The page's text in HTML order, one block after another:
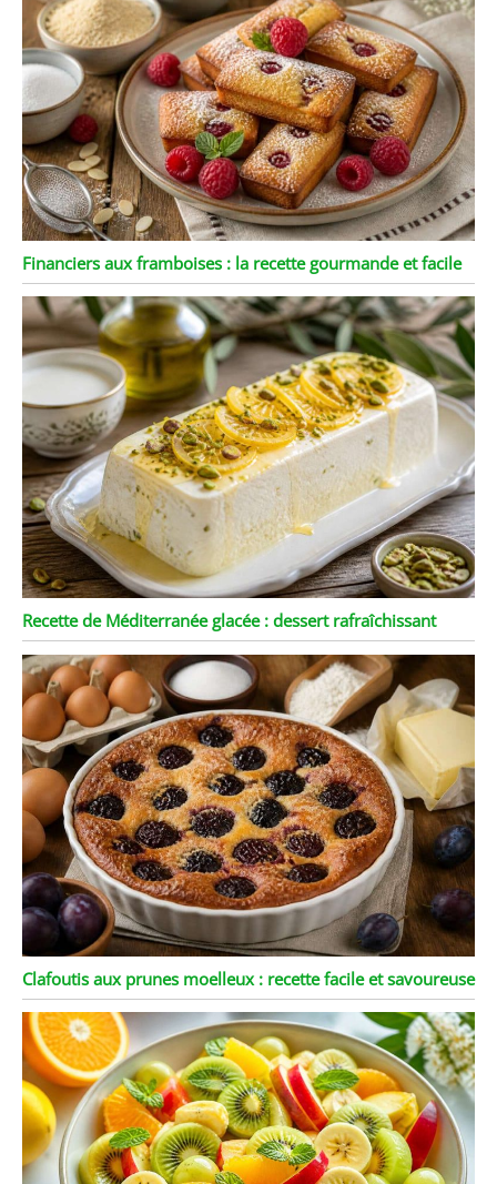
Financiers aux framboises : la recette gourmande et facile
Recette de Méditerranée glacée : dessert rafraîchissant
Clafoutis aux prunes moelleux : recette facile et savoureuse